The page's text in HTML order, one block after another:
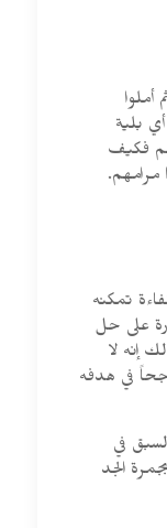
أملوا
بلية
فكيف
مرامهم.
تمكنه
على حل
إنه لا
في هدفه
في
الجد